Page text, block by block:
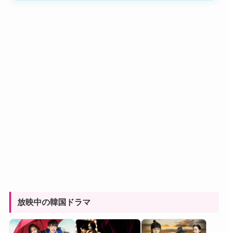
放映中の韓国ドラマ